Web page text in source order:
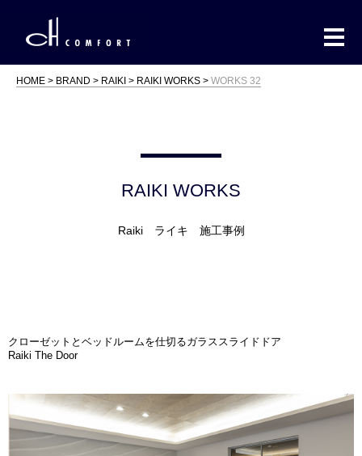
HOME BRAND RAIKI RAIKI WORKS WORKS 32
RAIKI WORKS
Raiki ライキ 施工事例
クローゼットとベッドルームを仕切るガラススライドドア
Raiki The Door